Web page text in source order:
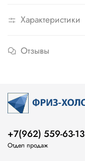
Характеристики
Отзывы
+7(962) 559-63-13
Отдел продаж